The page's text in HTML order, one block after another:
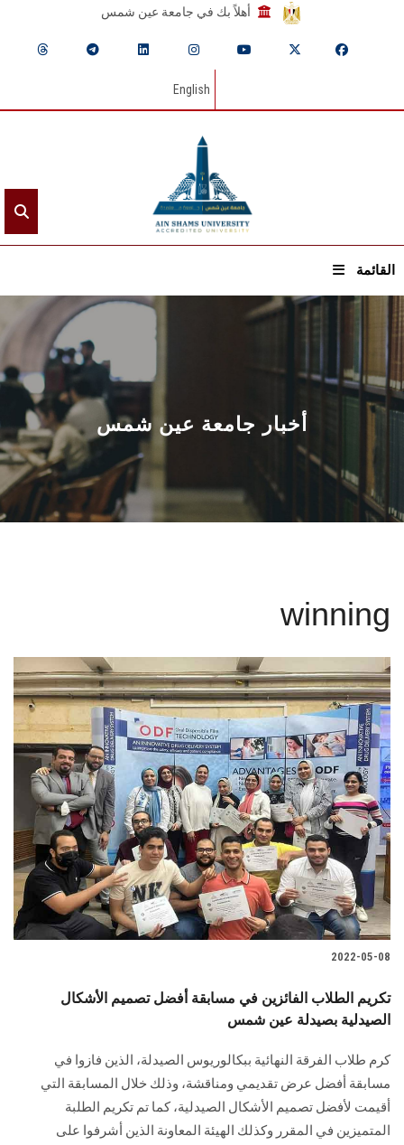
أهلاً بك في جامعة عين شمس
English
القائمة
الرئيسيـة
عن الجامعة
القطاعـات
الشئون الأكاديمية
البحث العلمي
الأنظمة الذكية
الإعلام
تواصل معنا
الطلاب
هيئة التدريس
الدراسات العليا
الزائـرون
سجل الان
أخبار جامعة عين شمس
winning
2022-05-08
تكريم الطلاب الفائزين في مسابقة أفضل تصميم الأشكال
الصيدلية بصيدلة عين شمس
كرم طلاب الفرقة النهائية ببكالوريوس الصيدلة، الذين فازوا في
مسابقة أفضل عرض تقديمي ومناقشة، وذلك خلال المسابقة التي
أقيمت لأفضل تصميم الأشكال الصيدلية، كما تم تكريم الطلبة
المتميزين في المقرر وكذلك الهيئة المعاونة الذين أشرفوا على